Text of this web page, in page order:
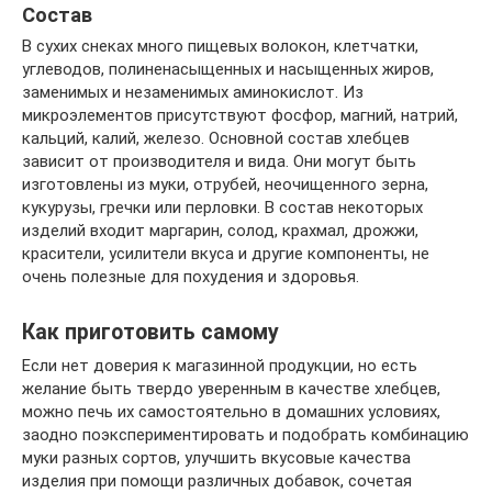
Состав
В сухих снеках много пищевых волокон, клетчатки,
углеводов, полиненасыщенных и насыщенных жиров,
заменимых и незаменимых аминокислот. Из
микроэлементов присутствуют фосфор, магний, натрий,
кальций, калий, железо. Основной состав хлебцев
зависит от производителя и вида. Они могут быть
изготовлены из муки, отрубей, неочищенного зерна,
кукурузы, гречки или перловки. В состав некоторых
изделий входит маргарин, солод, крахмал, дрожжи,
красители, усилители вкуса и другие компоненты, не
очень полезные для похудения и здоровья.
Как приготовить самому
Если нет доверия к магазинной продукции, но есть
желание быть твердо уверенным в качестве хлебцев,
можно печь их самостоятельно в домашних условиях,
заодно поэкспериментировать и подобрать комбинацию
муки разных сортов, улучшить вкусовые качества
изделия при помощи различных добавок, сочетая